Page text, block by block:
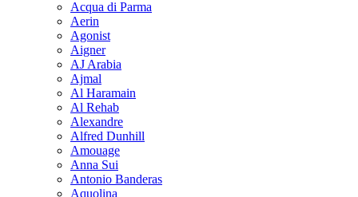
Acqua di Parma
Aerin
Agonist
Aigner
AJ Arabia
Ajmal
Al Haramain
Al Rehab
Alexandre
Alfred Dunhill
Amouage
Anna Sui
Antonio Banderas
Aquolina